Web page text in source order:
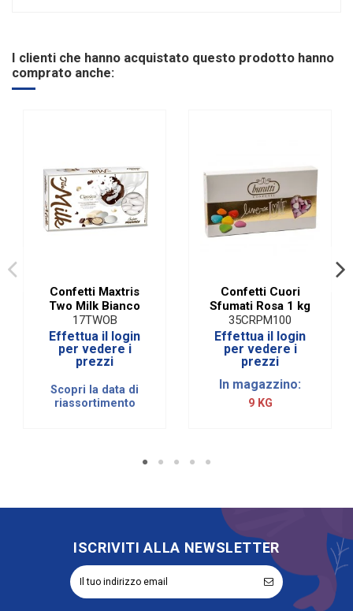
Ingredienti Mandorla e Cioccolato
Gusto
Marchio Denaro - Via Fiume 51
I clienti che hanno acquistato questo prodotto hanno
comprato anche:
Confetti Maxtris
Two Milk Bianco
17TWOB
Effettua il login
per vedere i
prezzi
Scopri la data di
riassortimento
Confetti Cuori
Sfumati Rosa 1 kg
35CRPM100
Effettua il login
per vedere i
prezzi
In magazzino:
9 KG
ISCRIVITI ALLA NEWSLETTER